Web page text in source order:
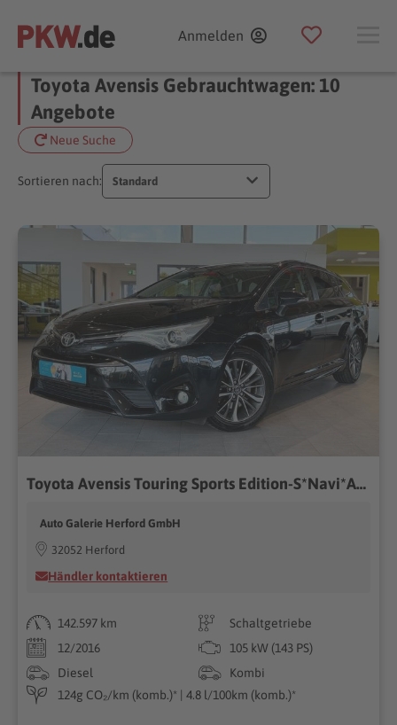
Anmelden
Toyota Avensis Gebrauchtwagen: 10
Angebote
Neue Suche
Sortieren nach: Standard
Toyota Avensis Touring Sports Edition-S*Navi*Alcantara*
Auto Galerie Herford GmbH
32052 Herford
Händler kontaktieren
142.597 km
Schaltgetriebe
12/2016
105 kW (143 PS)
Diesel
Kombi
124g CO₂/km (komb.)* | 4.8 l/100km (komb.)*